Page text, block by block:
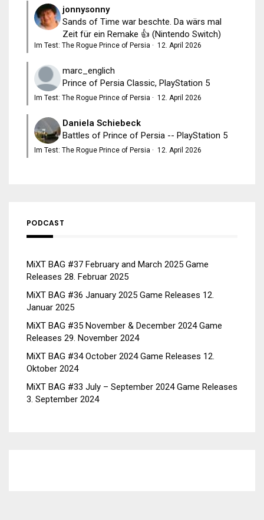
jonnysonny
Sands of Time war beschte. Da wärs mal
Zeit für ein Remake 👍 (Nintendo Switch)
Im Test: The Rogue Prince of Persia · 12. April 2026
marc_englich
Prince of Persia Classic, PlayStation 5
Im Test: The Rogue Prince of Persia · 12. April 2026
Daniela Schiebeck
Battles of Prince of Persia -- PlayStation 5
Im Test: The Rogue Prince of Persia · 12. April 2026
PODCAST
MiXT BAG #37 February and March 2025 Game
Releases 28. Februar 2025
MiXT BAG #36 January 2025 Game Releases 12.
Januar 2025
MiXT BAG #35 November & December 2024 Game
Releases 29. November 2024
MiXT BAG #34 October 2024 Game Releases 12.
Oktober 2024
MiXT BAG #33 July – September 2024 Game Releases
3. September 2024